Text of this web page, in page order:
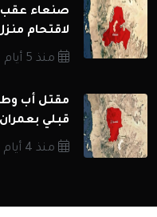
صنعاء عقب
لاقتحام
منذ 5 أيام
مقتل أب
قبلي بعمران
منذ 4 أيام